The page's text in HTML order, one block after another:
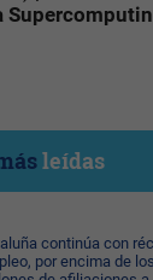
leídas
continúa con
por encima de